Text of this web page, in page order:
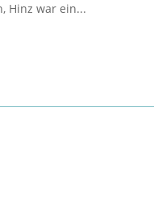
Hinz war ein...